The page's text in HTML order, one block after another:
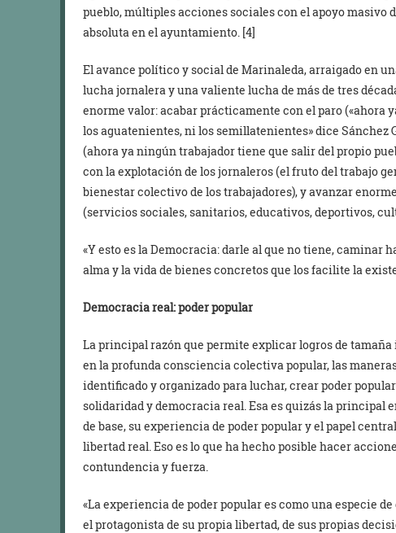
pueblo, múltiples acciones sociales con el apoyo masivo
absoluta en el ayuntamiento. [4]
El avance político y social de Marinaleda, arraigado en
lucha jornalera y una valiente lucha de más de tres
enorme valor: acabar prácticamente con el paro («ahora
los aguatenientes, ni los semillatenientes» dice
(ahora ya ningún trabajador tiene que salir del propio
con la explotación de los jornaleros (el fruto del trabajo
bienestar colectivo de los trabajadores), y avanzar
(servicios sociales, sanitarios, educativos, deportivos,
«Y esto es la Democracia: darle al que no tiene, caminar
alma y la vida de bienes concretos que los facilite la
Democracia real: poder popular
La principal razón que permite explicar logros de
en la profunda consciencia colectiva popular, las
identificado y organizado para luchar, crear poder
solidaridad y democracia real. Esa es quizás la principal
de base, su experiencia de poder popular y el papel
libertad real. Eso es lo que ha hecho posible hacer
contundencia y fuerza.
«La experiencia de poder popular es como una especie
el protagonista de su propia libertad, de sus propias